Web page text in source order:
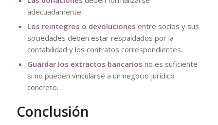
adecuadamente.
Los reintegros o devoluciones entre socios y sus
sociedades deben estar respaldados por la
contabilidad y los contratos correspondientes.
Guardar los extractos bancarios no es suficiente
si no pueden vincularse a un negocio jurídico
concreto.
Conclusión